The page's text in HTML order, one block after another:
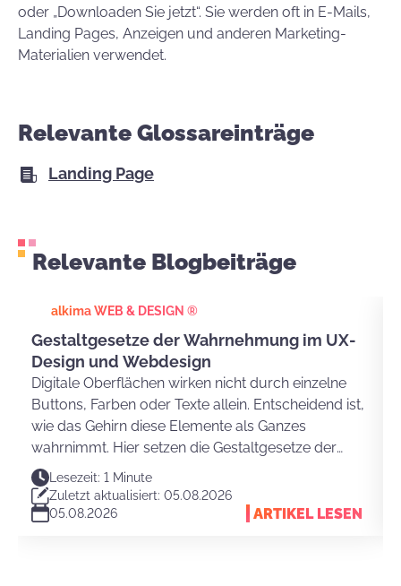
oder „Downloaden Sie jetzt“. Sie werden oft in E-Mails,
Landing Pages, Anzeigen und anderen Marketing-
Materialien verwendet.
Relevante Glossareinträge
Landing Page
Relevante Blogbeiträge
alkima WEB & DESIGN ®
Gestaltgesetze der Wahrnehmung im UX-
Design und Webdesign
Digitale Oberflächen wirken nicht durch einzelne
Buttons, Farben oder Texte allein. Entscheidend ist,
wie das Gehirn diese Elemente als Ganzes
wahrnimmt. Hier setzen die Gestaltgesetze der
Wahrnehmung an. Sie erklären, warum Nutzer
Strukturen schnell verstehen und eine Website
intuitiv bedienen können.
Lesezeit: 1 Minute
Zuletzt aktualisiert: 05.08.2026
05.08.2026
ARTIKEL LESEN